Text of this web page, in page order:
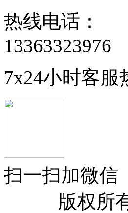
热线电话：
13363323976
7x24小时客服
扫一扫加微信
版权所